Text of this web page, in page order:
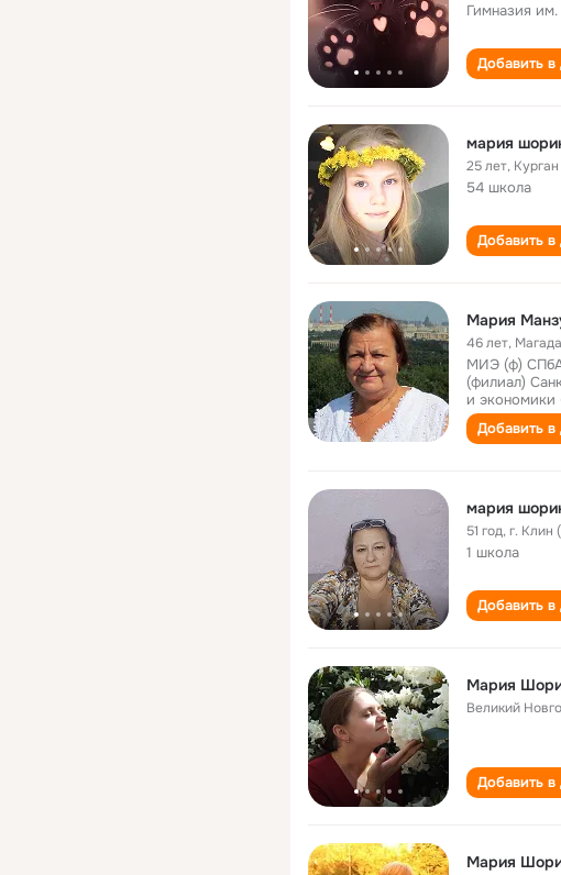
Гимназия
Добавить в
мария
25 лет, Курган
54 школа
Добавить в
Мария
46 лет,
МИЭ (ф)
(филиал)
и
Добавить в
мария
51 год,г. Клин
1 школа
Добавить в
Мария
Великий
Добавить в
Мария